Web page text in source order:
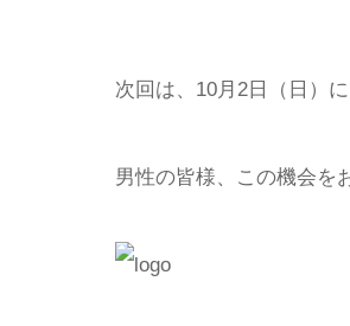
次回は、10月2日（日）
男性の皆様、この機会を